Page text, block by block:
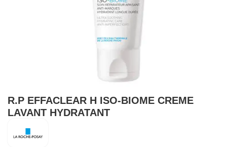
R.P EFFACLEAR H ISO-BIOME CREME
LAVANT HYDRATANT